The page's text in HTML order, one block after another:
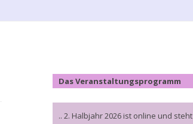
Das Veranstaltungsprogramm
.. 2. Halbjahr 2026 ist online und steht